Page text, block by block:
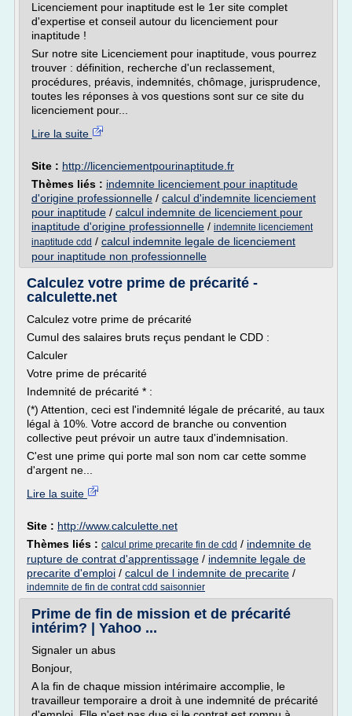
Licenciement pour inaptitude est le 1er site complet
d'expertise et conseil autour du licenciement pour
inaptitude !
Sur notre site Licenciement pour inaptitude, vous pourrez
trouver : définition, recherche d'un reclassement,
procédures, préavis, indemnités, chômage, jurisprudence,
toutes les réponses à vos questions sont sur ce site du
licenciement pour...
Lire la suite
Site : http://licenciementpourinaptitude.fr
Thèmes liés : indemnite licenciement pour inaptitude
d'origine professionnelle / calcul d'indemnite licenciement
pour inaptitude / calcul indemnite de licenciement pour
inaptitude d'origine professionnelle / indemnite licenciement
inaptitude cdd / calcul indemnite legale de licenciement
pour inaptitude non professionnelle
Calculez votre prime de précarité -
calculette.net
Calculez votre prime de précarité
Cumul des salaires bruts reçus pendant le CDD :
Calculer
Votre prime de précarité
Indemnité de précarité * :
(*) Attention, ceci est l'indemnité légale de précarité, au taux
légal à 10%. Votre accord de branche ou convention
collective peut prévoir un autre taux d'indemnisation.
C'est une prime qui porte mal son nom car cette somme
d'argent ne...
Lire la suite
Site : http://www.calculette.net
Thèmes liés : calcul prime precarite fin de cdd / indemnite de
rupture de contrat d'apprentissage / indemnite legale de
precarite d'emploi / calcul de l indemnite de precarite /
indemnite de fin de contrat cdd saisonnier
Prime de fin de mission et de précarité
intérim? | Yahoo ...
Signaler un abus
Bonjour,
A la fin de chaque mission intérimaire accomplie, le
travailleur temporaire a droit à une indemnité de précarité